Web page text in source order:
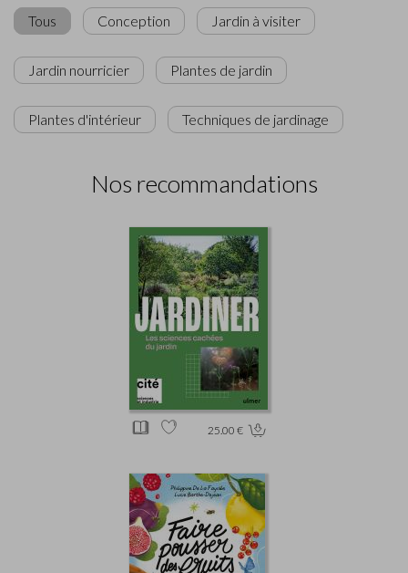
Tous Conception Jardin à visiter
Jardin nourricier Plantes de jardin
Plantes d'intérieur Techniques de jardinage
Nos recommandations
25.00 €